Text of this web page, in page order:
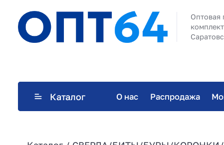
Оптовая
Каталог О нас Распродажа